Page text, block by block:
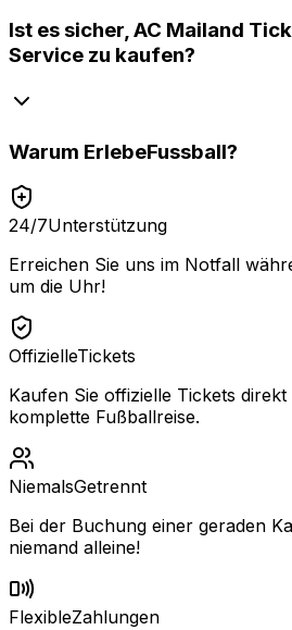
Ist es sicher, AC Mailand
Service zu kaufen?
Warum ErlebeFussball?
24/7Unterstützung
Erreichen Sie uns im Notfall
um die Uhr!
OffizielleTickets
Kaufen Sie offizielle Tickets
komplette Fußballreise.
NiemalsGetrennt
Bei der Buchung einer geraden
niemand alleine!
FlexibleZahlungen